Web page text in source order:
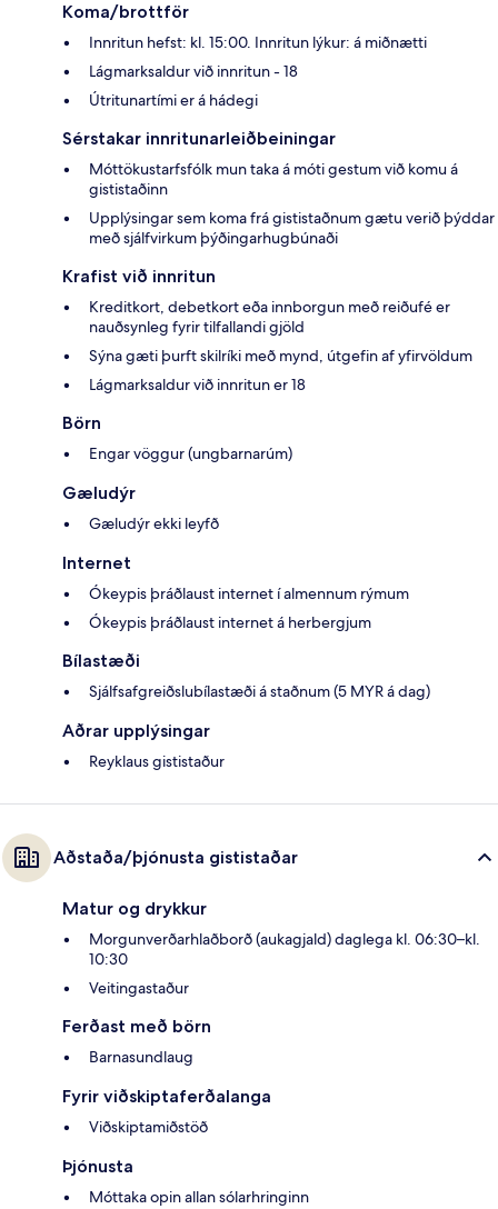
Koma/brottför
Innritun hefst: kl. 15:00. Innritun lýkur: á miðnætti
Lágmarksaldur við innritun - 18
Útritunartími er á hádegi
Sérstakar innritunarleiðbeiningar
Móttökustarfsfólk mun taka á móti gestum við komu á
gististaðinn
Upplýsingar sem koma frá gististaðnum gætu verið þýddar
með sjálfvirkum þýðingarhugbúnaði
Krafist við innritun
Kreditkort, debetkort eða innborgun með reiðufé er
nauðsynleg fyrir tilfallandi gjöld
Sýna gæti þurft skilríki með mynd, útgefin af yfirvöldum
Lágmarksaldur við innritun er 18
Börn
Engar vöggur (ungbarnarúm)
Gæludýr
Gæludýr ekki leyfð
Internet
Ókeypis þráðlaust internet í almennum rýmum
Ókeypis þráðlaust internet á herbergjum
Bílastæði
Sjálfsafgreiðslubílastæði á staðnum (5 MYR á dag)
Aðrar upplýsingar
Reyklaus gististaður
Aðstaða/þjónusta gististaðar
Matur og drykkur
Morgunverðarhlaðborð (aukagjald) daglega kl. 06:30–kl.
10:30
Veitingastaður
Ferðast með börn
Barnasundlaug
Fyrir viðskiptaferðalanga
Viðskiptamiðstöð
Þjónusta
Móttaka opin allan sólarhringinn